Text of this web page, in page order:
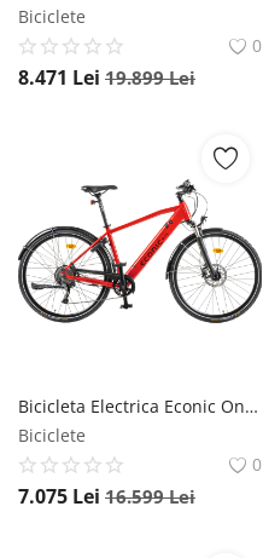
Biciclete
0
8.471 Lei 19.899Lei
Bicicleta Electrica Econic One Smart Urban - 28 Inch, M, Rosu, Reambalat Econic ONE
Biciclete
0
7.075 Lei 16.599Lei